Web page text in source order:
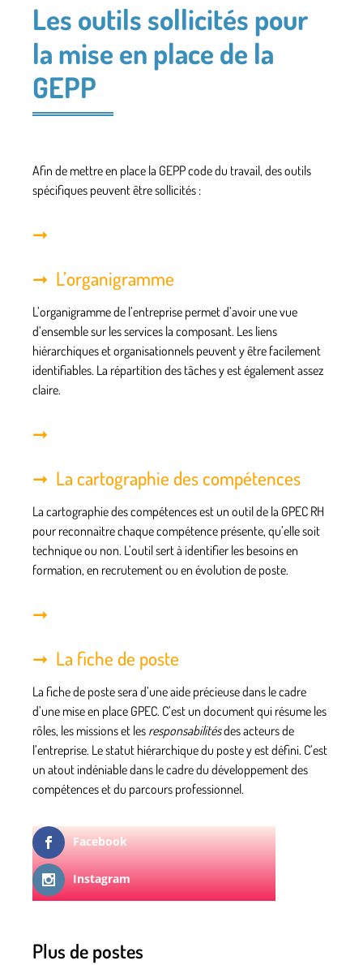
Les outils sollicités pour
la mise en place de la
GEPP
Afin de mettre en place la GEPP code du travail, desoutils
spécifiques peuvent être sollicités :
L’organigramme
L’organigramme de l’entreprise permetd’avoir une vue
d’ensemblesur les services la composant. Les liens
hiérarchiques et organisationnels peuvent y être facilement
identifiables. La répartition des tâches y est également assez
claire.
La cartographie des compétences
La cartographie des compétences est un outil de la GPEC RH
pour reconnaitre chaquecompétence présente, qu’elle soit
technique ou non. L’outil sert à identifier les besoins en
formation, en recrutement ou en évolution de poste.
La fiche de poste
La fiche de poste sera d’une aide précieuse dans le cadre
d’une mise en place GPEC. C’est un document qui résume les
rôles, les missions et les responsabilitésdes acteurs de
l’entreprise. Lestatut hiérarchiquedu poste y est défini. C’est
un atout indéniabledans le cadre du développement des
compétences et du parcours professionnel.
Facebook
Instagram
Plus de postes